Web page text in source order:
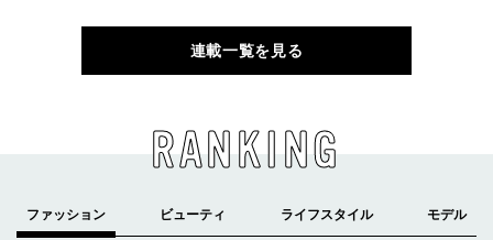
連載一覧を見る
RANKING